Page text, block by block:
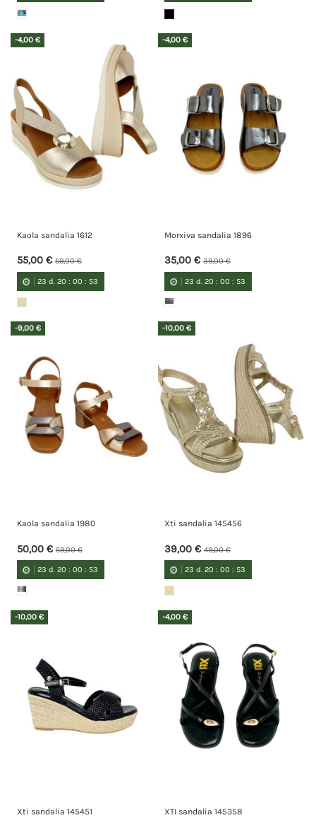
-4,00 €
Kaola sandalia 1612
55,00 €59,00 €
23 d. 20 :00 :52
-4,00 €
Morxiva sandalia 1896
35,00 €39,00 €
23 d. 20 :00 :52
-9,00 €
Kaola sandalia 1980
50,00 €59,00 €
23 d. 20 :00 :52
-10,00 €
Xti sandalia 145456
39,00 €49,00 €
23 d. 20 :00 :52
-10,00 €
Xti sandalia 145451
-4,00 €
XTI sandalia 145358